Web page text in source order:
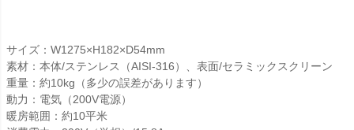
サイズ：W1275×H182×D54mm
素材：本体/ステンレス（AISI-316）、表面/セラミックスクリーン
重量：約10kg（多少の誤差があります）
動力：電気（200V電源）
暖房範囲：約10平米